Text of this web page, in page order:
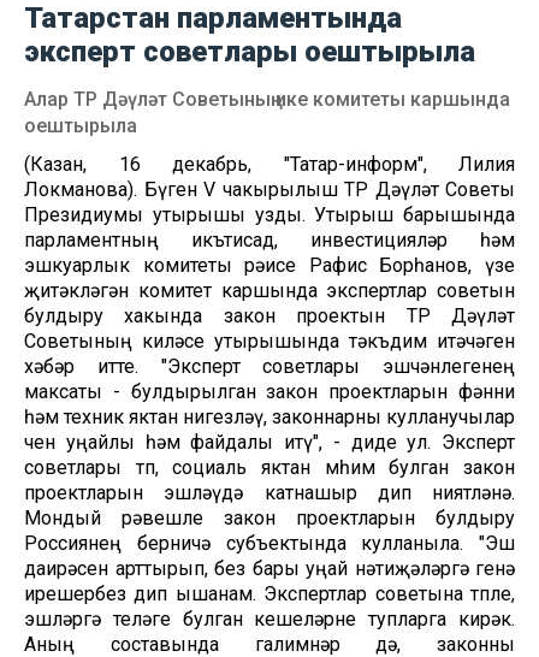
Татарстан парламентында
эксперт советлары оештырыла
Алар ТР Дәүләт Советының ике комитеты каршында
оештырыла
(Казан, 16 декабрь, "Татар-информ", Лилия
Локманова). Бүген V чакырылыш ТР Дәүләт Советы
Президиумы утырышы узды. Утырыш барышында
парламентның икътисад, инвестицияләр һәм
эшкуарлык комитеты рәисе Рафис Борһанов, үзе
җитәкләгән комитет каршында экспертлар советын
булдыру хакында закон проектын ТР Дәүләт
Советының киләсе утырышында тәкъдим итәчәген
хәбәр итте. "Эксперт советлары эшчәнлегенең
максаты - булдырылган закон проектларын фәнни
һәм техник яктан нигезләү, законнарны кулланучылар
өчен уңайлы һәм файдалы итү", - диде ул. Эксперт
советлары төп, социаль яктан мөһим булган закон
проектларын эшләүдә катнашыр дип ниятләнә.
Мондый рәвешле закон проектларын булдыру
Россиянең берничә субъектында кулланыла. "Эш
даирәсен арттырып, без бары уңай нәтиҗәләргә генә
ирешербез дип ышанам. Экспертлар советына төпле,
эшләргә теләге булган кешеләрне тупларга кирәк.
Аның составында галимнәр дә, законны